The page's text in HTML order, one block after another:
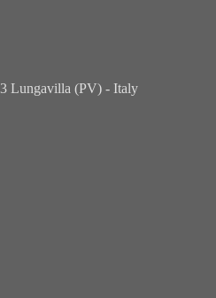
Lungavilla (PV) - Italy